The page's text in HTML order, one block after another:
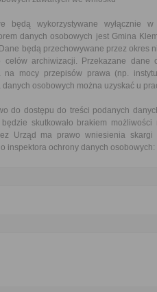
będą wykorzystywane wyłącznie
danych osobowych jest Gmina
będą przechowywane przez okres
archiwizacji. Przekazane dane
mocy przepisów prawa (np.
osobowych można uzyskać u
do dostępu do treści podanych
skutkowało brakiem
Urząd ma prawo wniesienia skargi
inspektora ochrony danych osobowych: